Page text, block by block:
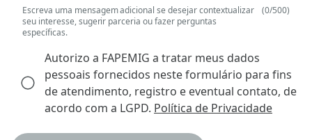
Escreva uma mensagem adicional se desejar contextualizar
seu interesse, sugerir parceria ou fazer perguntas
específicas.
(0/500)
Autorizo a FAPEMIG a tratar meus dados
pessoais fornecidos neste formulário para fins
de atendimento, registro e eventual contato, de
acordo com a LGPD. Política de Privacidade